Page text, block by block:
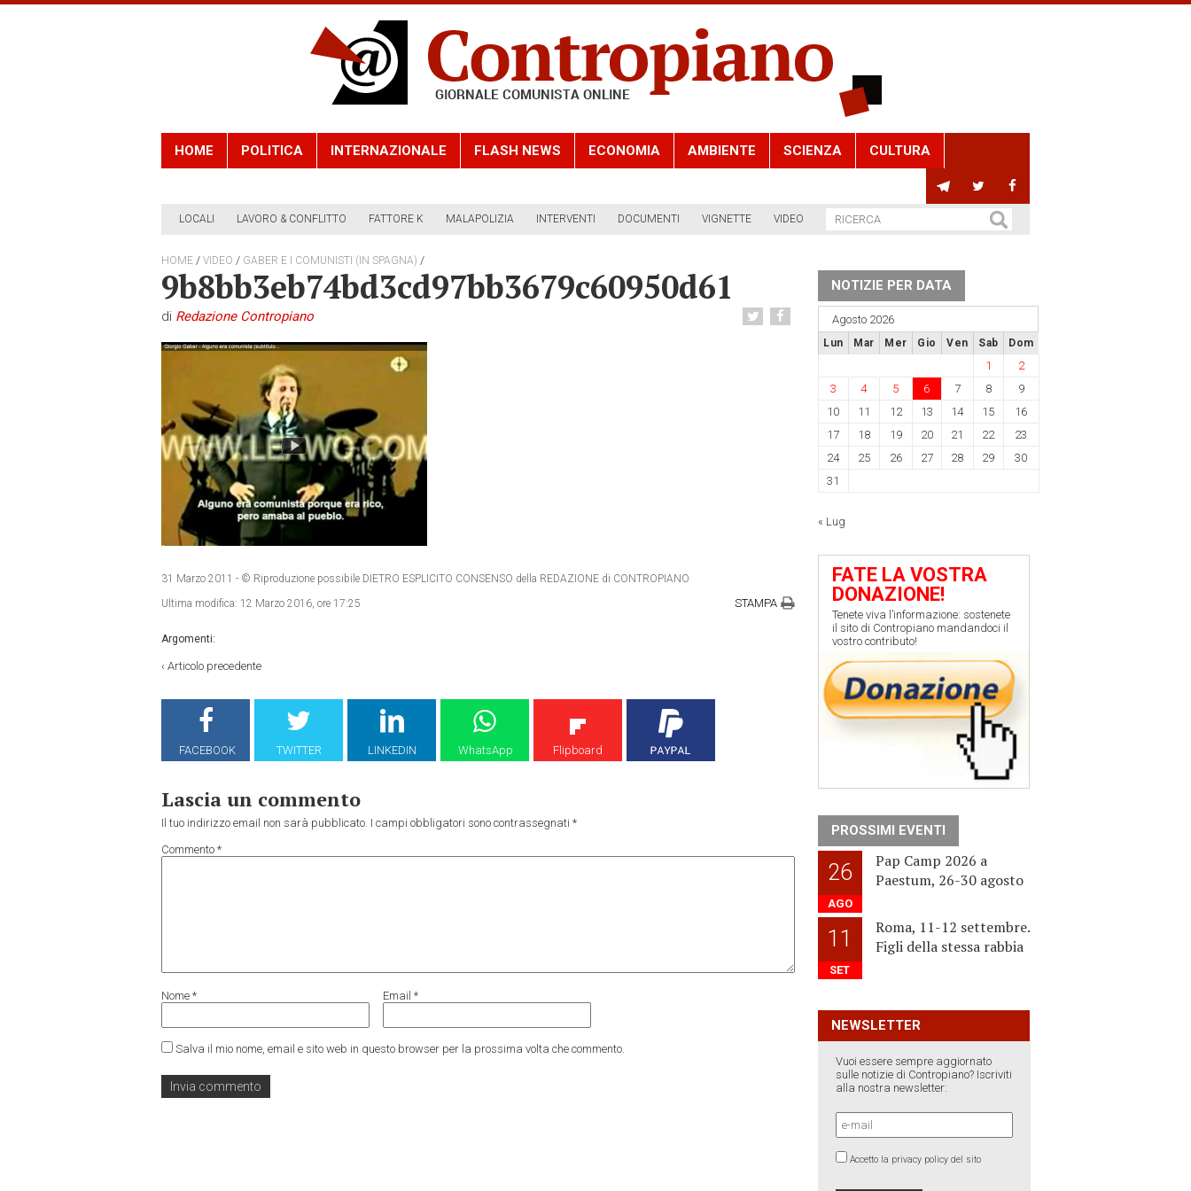
HOME POLITICA INTERNAZIONALE FLASH NEWS ECONOMIA AMBIENTE SCIENZA CULTURA
LOCALI LAVORO & CONFLITTO FATTORE K MALAPOLIZIA INTERVENTI DOCUMENTI VIGNETTE VIDEO
HOME / VIDEO / GABER E I COMUNISTI (IN SPAGNA) /
9b8bb3eb74bd3cd97bb3679c60950d61
di Redazione Contropiano
31 Marzo 2011 - © Riproduzione possibile DIETRO ESPLICITO CONSENSO della REDAZIONE di CONTROPIANO
Ultima modifica: 12 Marzo 2016, ore 17:25 STAMPA
Argomenti:
‹ Articolo precedente
FACEBOOK TWITTER LINKEDIN WhatsApp Flipboard
Lascia un commento
Il tuo indirizzo email non sarà pubblicato. I campi obbligatori sono contrassegnati *
Commento *
Nome * Email *
Salva il mio nome, email e sito web in questo browser per la prossima volta che commento.
NOTIZIE PER DATA
Agosto 2026
Lun Mar Mer Gio Ven Sab Dom
1
2
3
4 5 6 7 8
9
10
11 12 13 14 15
16
17
18 19 20 21 22
23
24
25 26 27 28 29
30
31
« Lug
FATE LA VOSTRA
DONAZIONE!
Tenete viva l’informazione: sostenete
il sito di Contropiano mandandoci il
vostro contributo!
PROSSIMI EVENTI
26
AGO
Pap Camp 2026 a
Paestum, 26-30 agosto
11
SET
Roma, 11-12 settembre.
Figli della stessa rabbia
NEWSLETTER
Vuoi essere sempre aggiornato
sulle notizie di Contropiano? Iscriviti
alla nostra newsletter:
Accetto la privacy policy del sito